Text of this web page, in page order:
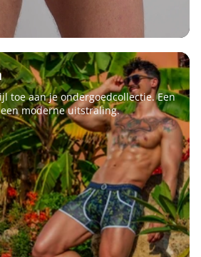
toe aan je ondergoedcollectie. Een
moderne uitstraling.